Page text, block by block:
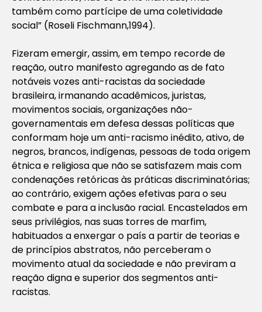
também como partícipe de uma coletividade
social” (Roseli Fischmann,1994).
Fizeram emergir, assim, em tempo recorde de
reação, outro manifesto agregando as de fato
notáveis vozes anti-racistas da sociedade
brasileira, irmanando acadêmicos, juristas,
movimentos sociais, organizações não-
governamentais em defesa dessas políticas que
conformam hoje um anti-racismo inédito, ativo, de
negros, brancos, indígenas, pessoas de toda origem
étnica e religiosa que não se satisfazem mais com
condenações retóricas às práticas discriminatórias;
ao contrário, exigem ações efetivas para o seu
combate e para a inclusão racial. Encastelados em
seus privilégios, nas suas torres de marfim,
habituados a enxergar o país a partir de teorias e
de princípios abstratos, não perceberam o
movimento atual da sociedade e não previram a
reação digna e superior dos segmentos anti-
racistas.